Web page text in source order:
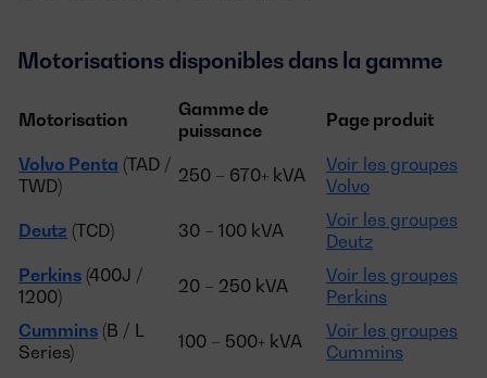
Motorisations disponibles dans la gamme
Motorisation
Gamme de
puissance
Page produit
Volvo Penta (TAD /
TWD)
250 – 670+ kVA
Voir les groupes
Volvo
Deutz (TCD) 30 – 100 kVA
Voir les groupes
Deutz
Perkins (400J /
1200)
20 – 250 kVA
Voir les groupes
Perkins
Cummins (B / L
Series)
100 – 500+ kVA
Voir les groupes
Cummins